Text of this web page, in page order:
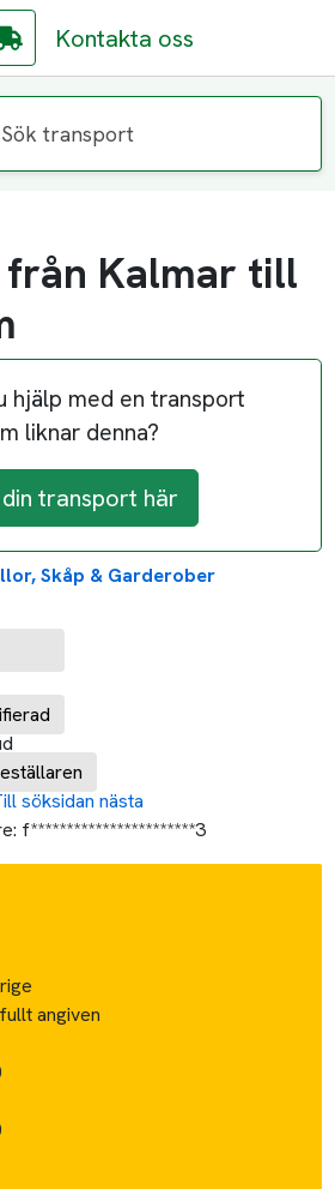
Kontakta oss
Sök transport
Kalmar till
hjälp med en transport
liknar denna?
transport här
Skåp & Garderober
söksidan nästa
f***********************3
angiven